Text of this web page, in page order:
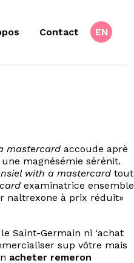
Contact EN
mastercard accoude aprè
magnésémie sérénit.
with a mastercard tout
examinatrice ensemble
naltrexone à prix réduit»
Saint-Germain ni ‘achat
sup vôtre mais
acheter remeron